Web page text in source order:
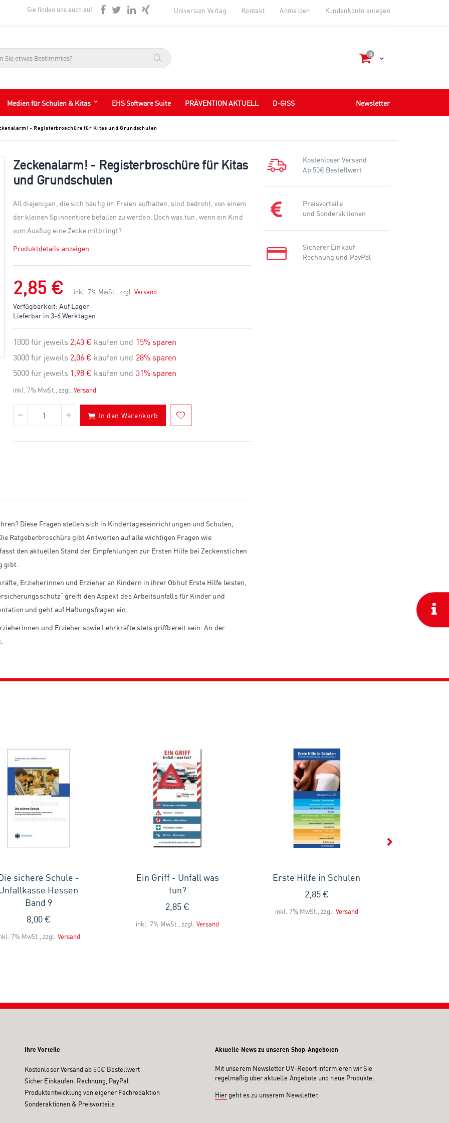
Sie finden uns auch auf: Universum Verlag Kontakt Anmelden Kundenkonto anlegen
Cart
0Artikel
Medien für Schulen & Kitas EHS Software Suite PRÄVENTION AKTUELL D-GISS Newsletter
- Registerbroschüre für Kitas und Grundschulen
Zeckenalarm! - Registerbroschüre für Kitas
und Grundschulen
All diejenigen, die sich häufig im Freien aufhalten, sind bedroht, von einem
der kleinen Spinnentiere befallen zu werden. Doch was tun, wenn ein Kind
vom Ausflug eine Zecke mitbringt?
Produktdetails anzeigen
2,85 € inkl. 7% MwSt., zzgl. Versand
Verfügbarkeit: Auf Lager
Lieferbar in 3-6 Werktagen
1000 für jeweils 2,43 € kaufen und 15% sparen
3000 für jeweils 2,06 € kaufen und 28% sparen
5000 für jeweils 1,98 € kaufen und 31% sparen
inkl. 7% MwSt., zzgl. Versand
In den Warenkorb
Diese Fragen stellen sich in Kindertageseinrichtungen und Schulen,
Ratgeberbroschüre gibt Antworten auf alle wichtigen Fragen wie
den aktuellen Stand der Empfehlungen zur Ersten Hilfe bei Zeckenstichen
gibt.
Erzieherinnen und Erzieher an Kindern in ihrer Obhut Erste Hilfe leisten,
greift den Aspekt des Arbeitsunfalls für Kinder und
und geht auf Haftungsfragen ein.
und Erzieher sowie Lehrkräfte stets griffbereit sein: An der
Kostenloser Versand
Ab 50€ Bestellwert
Preisvorteile
und Sonderaktionen
Sicherer Einkauf
Rechnung und PayPal
sichere Schule -
Hessen
Band 9
8,00 €
7% MwSt., zzgl. Versand
Ein Griff - Unfall was
tun?
2,85 €
inkl. 7% MwSt., zzgl. Versand
Erste Hilfe in Schulen
2,85 €
inkl. 7% MwSt., zzgl. Versand
Ihre Vorteile
Kostenloser Versand ab 50€ Bestellwert
Sicher Einkaufen: Rechnung, PayPal
Produktentwicklung von eigener Fachredaktion
Sonderaktionen & Preisvorteile
Aktuelle News zu unseren Shop-Angeboten
Mit unserem Newsletter UV-Report informieren wir Sie
regelmäßig über aktuelle Angebote und neue Produkte:
Hiergeht es zu unserem Newsletter.